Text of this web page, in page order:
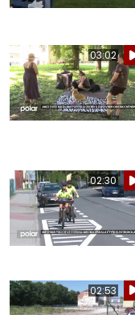
03:02
02:30
02:53